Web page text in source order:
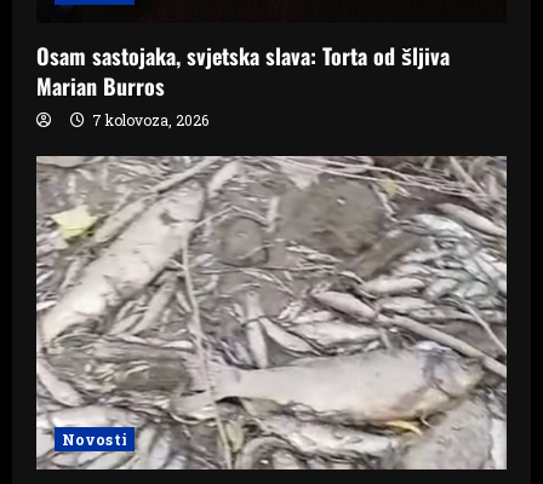
Osam sastojaka, svjetska slava: Torta od šljiva
Marian Burros
7 kolovoza, 2026
Novosti